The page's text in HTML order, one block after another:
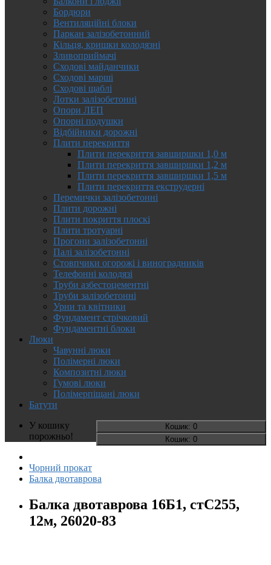
Бордюри
Вентиляційні блоки
Паркан залізобетонний
Кільця, кришки колодязні
Зливоприймачі
Сходові майданчики
Сходові марші
Сходові щаблі
Лотки залізобетонні
Опори ЛЕП
Опорні подушки
Відбійники дорожні
Плити перекриття
Плити перекриття завширшки 1,0 м
Плити перекриття завширшки 1,2 м
Плити перекриття завширшки 1,5 м
Плити перекриття екструдерні
Перемички залізобетонні
Плити дорожні
Плити покриття плоскі
Плити тротуарні
Прогони залізобетонні
Палі залізобетонні
Стовпчики огорожі і виноградників
Телефонні колодязі
Труби азбестоцементні
Труби залізобетонні
Урни та квітники
Фундамент стрічковий
Фундаментні блоки
Люки
Чавунні люки
Полімерні люки
Композитні люки
Гумові люки
Полімерпіщані люки
Батути
Кошик: 0
Кошик: 0
У кошику
порожньо!
Чорний прокат
Балка двотаврова
Балка двотаврова 16Б1, стС255,
12м, 26020-83